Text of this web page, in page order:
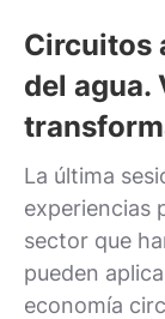
Circuitos
del agua.
La última
experiencias
sector que
pueden
economía